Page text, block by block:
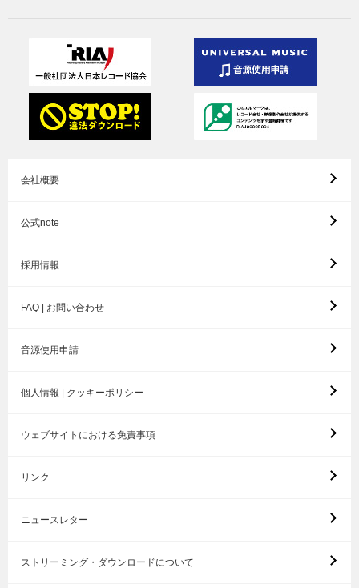
会社概要
公式note
採用情報
FAQ | お問い合わせ
音源使用申請
個人情報 | クッキーポリシー
ウェブサイトにおける免責事項
リンク
ニュースレター
ストリーミング・ダウンロードについて